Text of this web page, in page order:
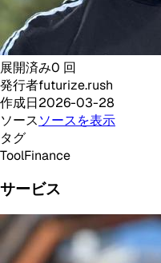
展開済み0 回
発行者futurize.rush
作成日2026-03-28
ソースソースを表示
タグ
ToolFinance
サービス